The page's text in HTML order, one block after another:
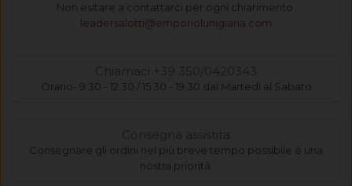
Non esitare a contattarci per ogni chiarimento
leadersalotti@emporiolunigiana.com
Chiamaci +39 350/0420343
Orario- 9:30 - 12:30 / 15:30 - 19:30 dal Martedì al Sabato
Consegna assistita
Consegnare gli ordini nel più breve tempo possibile è una
nostra priorità.